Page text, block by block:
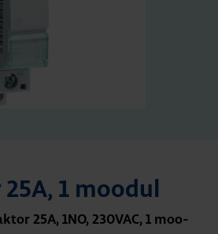
1 moo­dul
25A, 1NO, 230VAC, 1 moo­